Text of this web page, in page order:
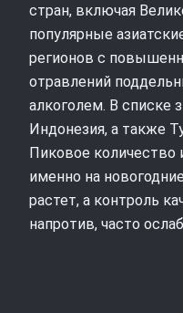
стран, включая
популярные
регионов с
отравлений
алкоголем. В списке
Индонезия, а также
Пиковое количество
именно на
растет, а контроль
напротив, часто